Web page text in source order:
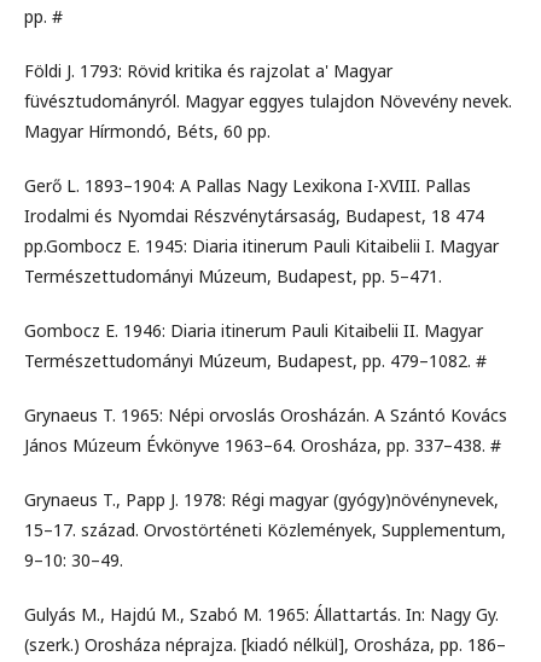
pp. #
Földi J. 1793: Rövid kritika és rajzolat a' Magyar
füvésztudományról. Magyar eggyes tulajdon Növevény nevek.
Magyar Hírmondó, Béts, 60 pp.
Gerő L. 1893–1904: A Pallas Nagy Lexikona I-XVIII. Pallas
Irodalmi és Nyomdai Részvénytársaság, Budapest, 18 474
pp.Gombocz E. 1945: Diaria itinerum Pauli Kitaibelii I. Magyar
Természettudományi Múzeum, Budapest, pp. 5–471.
Gombocz E. 1946: Diaria itinerum Pauli Kitaibelii II. Magyar
Természettudományi Múzeum, Budapest, pp. 479–1082. #
Grynaeus T. 1965: Népi orvoslás Orosházán. A Szántó Kovács
János Múzeum Évkönyve 1963–64. Orosháza, pp. 337–438. #
Grynaeus T., Papp J. 1978: Régi magyar (gyógy)növénynevek,
15–17. század. Orvostörténeti Közlemények, Supplementum,
9–10: 30–49.
Gulyás M., Hajdú M., Szabó M. 1965: Állattartás. In: Nagy Gy.
(szerk.) Orosháza néprajza. [kiadó nélkül], Orosháza, pp. 186–